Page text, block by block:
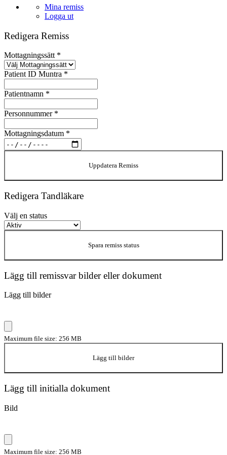
Mina remiss
Logga ut
Redigera Remiss
Mottagningssätt *
Patient ID Muntra *
Patientnamn *
Personnummer *
Mottagningsdatum *
Uppdatera Remiss
Redigera Tandläkare
Välj en status
Spara remiss status
Lägg till remissvar bilder eller dokument
Lägg till bilder
Maximum file size: 256 MB
Lägg till bilder
Lägg till initialla dokument
Bild
Maximum file size: 256 MB